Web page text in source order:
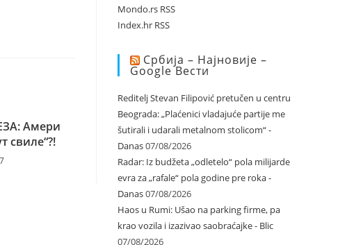
Амери
свиле“?!
Mondo.rs RSS
Index.hr RSS
Србија – Најновије –
Google Вести
Reditelj Stevan Filipović pretučen u centru
Beograda: „Plaćenici vladajuće partije me
šutirali i udarali metalnom stolicom“ -
Danas07/08/2026
Radar: Iz budžeta „odletelo“ pola milijarde
evra za „rafale“ pola godine pre roka -
Danas07/08/2026
Haos u Rumi: Ušao na parking firme, pa
krao vozila i izazivao saobraćajke - Blic
07/08/2026